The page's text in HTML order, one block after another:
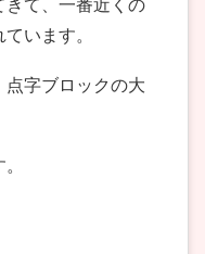
きて、一番近くの
います。
点字ブロックの大